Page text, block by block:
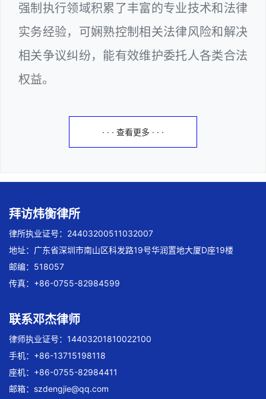
强制执行领域积累了丰富的专业技术和法律
实务经验，可娴熟控制相关法律风险和解决
相关争议纠纷，能有效维护委托人各类合法
权益。
· · · 查看更多 · · ·
拜访炜衡律所
律所执业证号：24403200511032007
地址：广东省深圳市南山区科发路19号华润置地大厦D座19楼
邮编：518057
传真：+86-0755-82984599
联系邓杰律师
律师执业证号：14403201810022100
手机：+86-13715198118
座机：+86-0755-82984411
邮箱： szdengjie@qq.com